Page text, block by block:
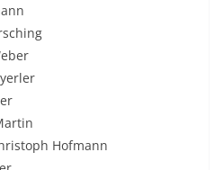
Hofmann